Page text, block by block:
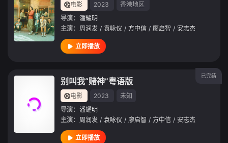
电影 2023
香港地区
导演： 潘耀明
主演： 周润发 / 袁咏仪 / 方中信 / 廖启智 / 安志杰
立即播放
已完结
别叫我“赌神”粤语版
电影 2023
未知
导演： 潘耀明
主演： 周润发 / 袁咏仪 / 廖启智 / 方中信 / 安志杰
立即播放